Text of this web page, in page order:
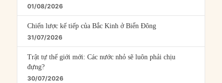
01/08/2026
Chiến lược kế tiếp của Bắc Kinh ở Biển Đông
31/07/2026
Trật tự thế giới mới: Các nước nhỏ sẽ luôn phải chịu
đựng?
30/07/2026